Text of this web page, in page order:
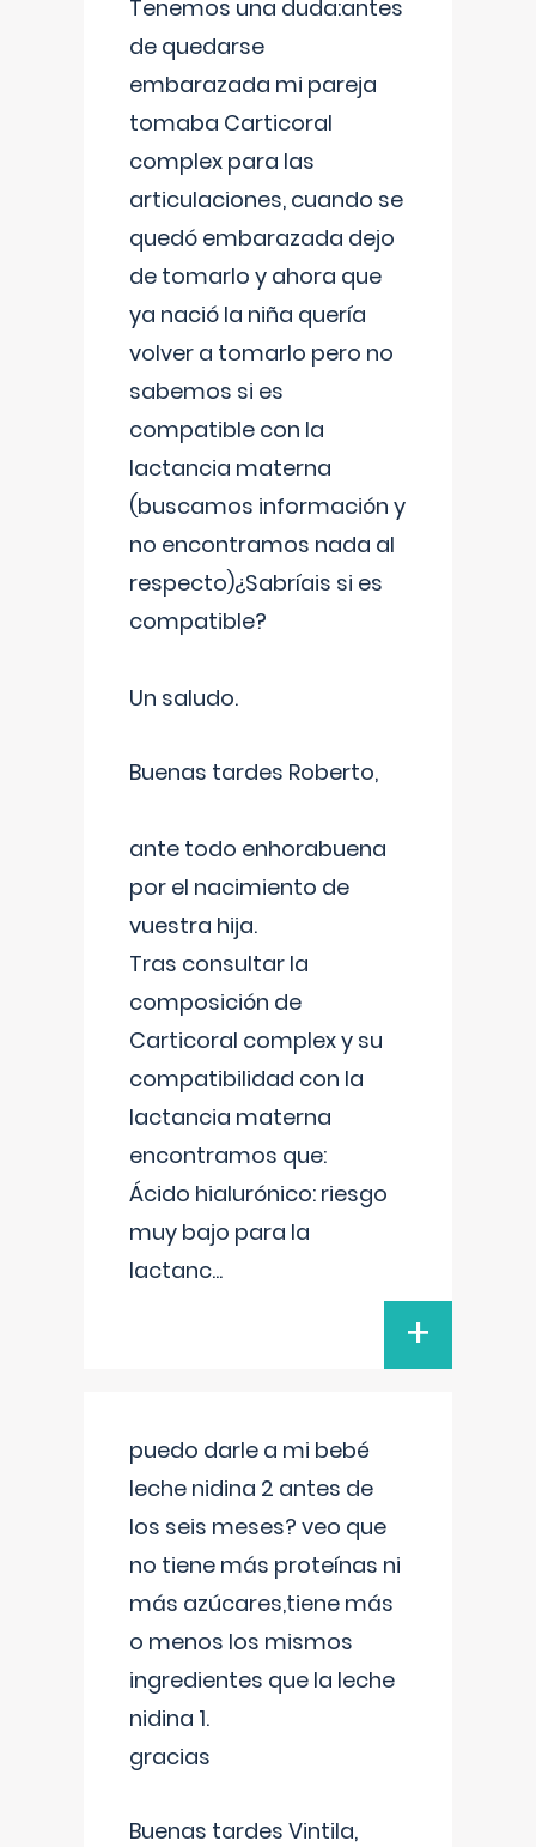
Tenemos una duda:antes
de quedarse
embarazada mi pareja
tomaba Carticoral
complex para las
articulaciones, cuando se
quedó embarazada dejo
de tomarlo y ahora que
ya nació la niña quería
volver a tomarlo pero no
sabemos si es
compatible con la
lactancia materna
(buscamos información y
no encontramos nada al
respecto)¿Sabríais si es
compatible?
Un saludo.
Buenas tardes Roberto,
ante todo enhorabuena
por el nacimiento de
vuestra hija.
Tras consultar la
composición de
Carticoral complex y su
compatibilidad con la
lactancia materna
encontramos que:
Ácido hialurónico: riesgo
muy bajo para la
lactanc...
+
puedo darle a mi bebé
leche nidina 2 antes de
los seis meses? veo que
no tiene más proteínas ni
más azúcares,tiene más
o menos los mismos
ingredientes que la leche
nidina 1.
gracias
Buenas tardes Vintila,